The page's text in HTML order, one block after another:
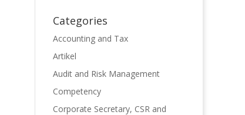
Categories
Accounting and Tax
Artikel
Audit and Risk Management
Competency
Corporate Secretary, CSR and